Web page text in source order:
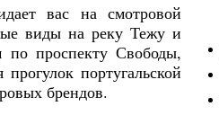
вас на смотровой
виды на реку Тежу и
проспекту Свободы,
португальской
брендов.